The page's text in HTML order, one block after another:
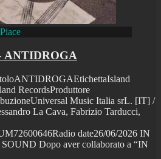
ANTIDROGA
RecordsProduttore
Music Italia srL. [IT] /
La Cava, Fabrizio Tarducci,
date26/06/2026 IN
Dopo aver collaborato a “IN